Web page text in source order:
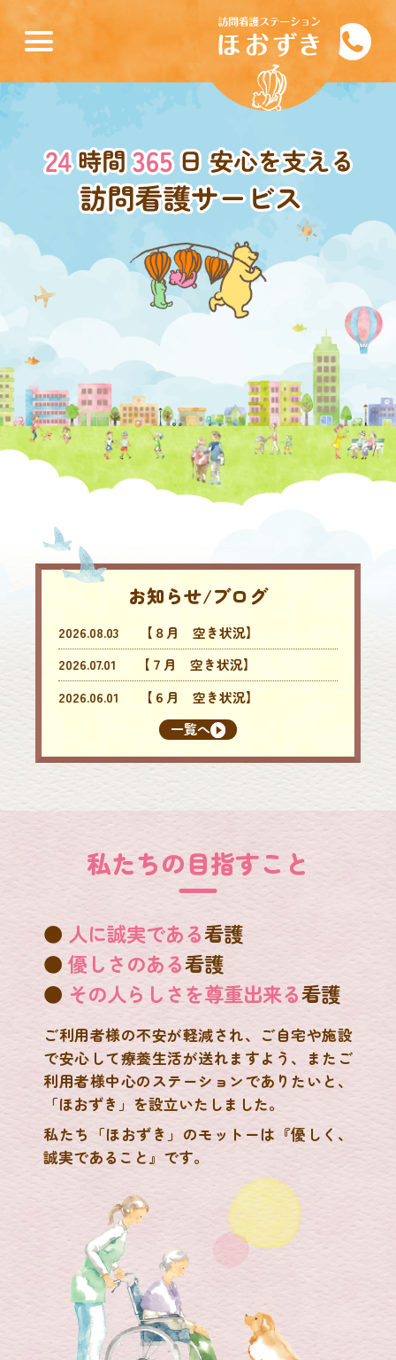
お知らせ/ブログ
2026.08.03
【８月 空き状況】
2026.07.01
【７月 空き状況】
2026.06.01
【６月 空き状況】
一覧へ
私たちの目指すこと
人に誠実である看護
優しさのある看護
その人らしさを尊重出来る看護
ご利用者様の不安が軽減され、ご自宅や施設
で安心して療養生活が送れますよう、またご
利用者様中心のステーションでありたいと、
「ほおずき」を設立いたしました。
私たち「ほおずき」のモットーは『優しく、
誠実であること』です。